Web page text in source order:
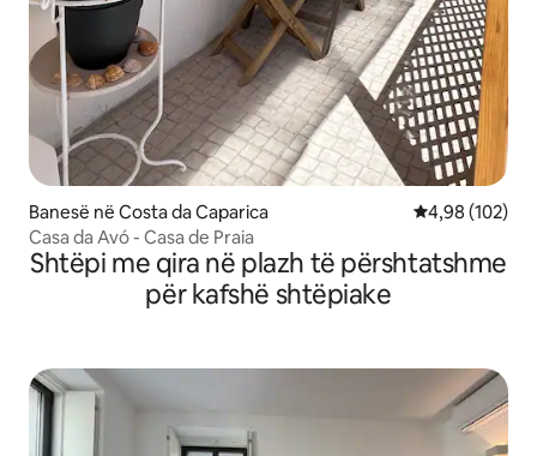
Banesë në Costa da Caparica Vlerësimi
4,98 (102)
Casa da Avó - Casa de Praia
Shtëpi me qira në plazh të përshtatshme
për kafshë shtëpiake